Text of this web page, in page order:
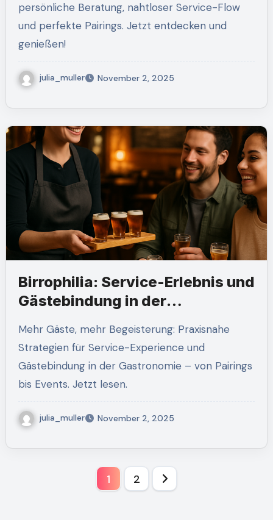
persönliche Beratung, nahtloser Service-Flow
und perfekte Pairings. Jetzt entdecken und
genießen!
julia_muller November 2, 2025
Birrophilia: Service-Erlebnis und
Gästebindung in der
Mehr Gäste, mehr Begeisterung: Praxisnahe
Strategien für Service-Experience und
Gästebindung in der Gastronomie – von Pairings
bis Events. Jetzt lesen.
julia_muller November 2, 2025
1 2